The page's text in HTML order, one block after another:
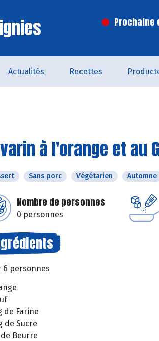
Prochaine
Actualités Recettes
à l'orange et au
Sans porc Végétarien Automne
Nombre de personnes
0 personnes
6 personnes
de Farine
de Sucre
Beurre